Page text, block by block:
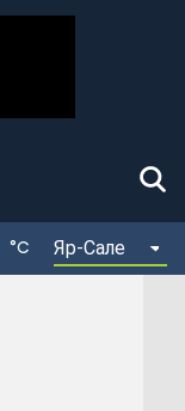
°C Яр-Сале